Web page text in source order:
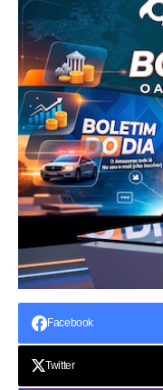
Facebook
Twitter